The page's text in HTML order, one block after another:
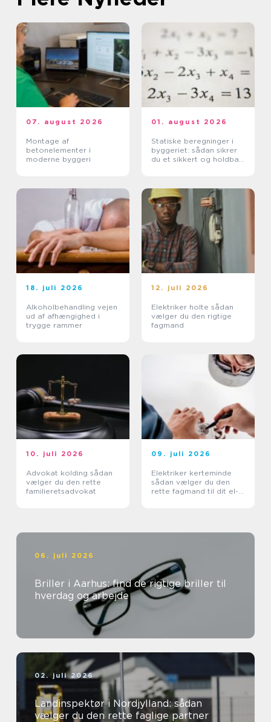
07. august 2026
Montage af
betonelementer i
moderne byggeri
01. august 2026
Statiske beregninger i
byggeriet: sådan sikrer
du et sikkert og holdbart
18. juli 2026
Alkoholbehandling vejen
ud af afhængighed i
trygge rammer
12. juli 2026
Elektriker holte sådan
vælger du den rigtige
fagmand
10. juli 2026
Advokat kolding sådan
vælger du den rette
familieretsadvokat
09. juli 2026
Elektriker kerteminde
sådan vælger du den
rette fagmand til dit el-
06. juli 2026
Briller i Aarhus: find de rigtige briller til
hverdag og arbejde
02. juli 2026
Landinspektør i Nordjylland: sådan
vælger du den rette faglige partner